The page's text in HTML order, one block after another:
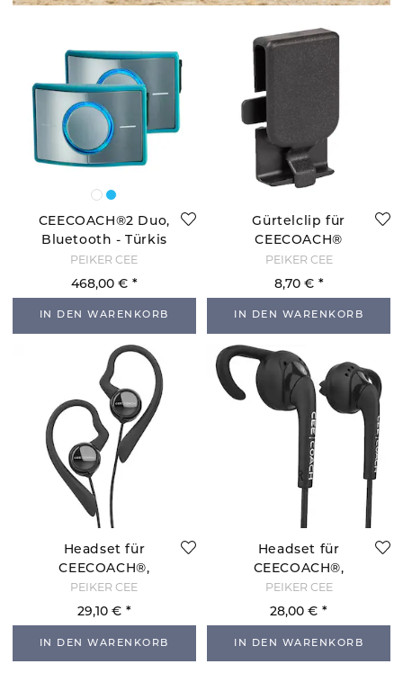
CEECOACH®2 Duo,
Bluetooth - Türkis
PEIKER CEE
468,00 €
IN DEN WARENKORB
Gürtelclip für
CEECOACH®
PEIKER CEE
8,70 €
IN DEN WARENKORB
Headset für
CEECOACH®,
Ohrbogen
PEIKER CEE
29,10 €
IN DEN WARENKORB
Headset für
CEECOACH®,
Standard
PEIKER CEE
28,00 €
IN DEN WARENKORB